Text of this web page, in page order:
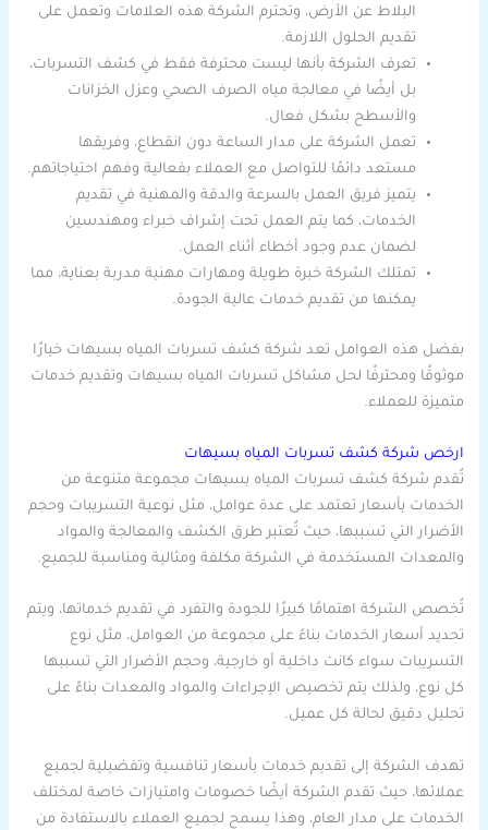
البلاط عن الأرض، وتحترم الشركة هذه العلامات وتعمل على
تقديم الحلول اللازمة.
تعرف الشركة بأنها ليست محترفة فقط في كشف التسربات،
بل أيضًا في معالجة مياه الصرف الصحي وعزل الخزانات
والأسطح بشكل فعال.
تعمل الشركة على مدار الساعة دون انقطاع، وفريقها
مستعد دائمًا للتواصل مع العملاء بفعالية وفهم احتياجاتهم.
يتميز فريق العمل بالسرعة والدقة والمهنية في تقديم
الخدمات، كما يتم العمل تحت إشراف خبراء ومهندسين
لضمان عدم وجود أخطاء أثناء العمل.
تمتلك الشركة خبرة طويلة ومهارات مهنية مدربة بعناية، مما
يمكنها من تقديم خدمات عالية الجودة.
بفضل هذه العوامل تعد شركة كشف تسربات المياه بسيهات خيارًا
موثوقًا ومحترفًا لحل مشاكل تسربات المياه بسيهات وتقديم خدمات
متميزة للعملاء.
ارخص شركة كشف تسربات المياه بسيهات
تُقدم شركة كشف تسربات المياه بسيهات مجموعة متنوعة من
الخدمات بأسعار تعتمد على عدة عوامل، مثل نوعية التسريبات وحجم
الأضرار التي تسببها، حيث تُعتبر طرق الكشف والمعالجة والمواد
والمعدات المستخدمة في الشركة مكلفة ومثالية ومناسبة للجميع.
تُخصص الشركة اهتمامًا كبيرًا للجودة والتفرد في تقديم خدماتها، ويتم
تحديد أسعار الخدمات بناءً على مجموعة من العوامل، مثل نوع
التسريبات سواء كانت داخلية أو خارجية، وحجم الأضرار التي تسببها
كل نوع، ولذلك يتم تخصيص الإجراءات والمواد والمعدات بناءً على
تحليل دقيق لحالة كل عميل.
تهدف الشركة إلى تقديم خدمات بأسعار تنافسية وتفضيلية لجميع
عملائها، حيث تقدم الشركة أيضًا خصومات وامتيازات خاصة لمختلف
الخدمات على مدار العام، وهذا يسمح لجميع العملاء بالاستفادة من